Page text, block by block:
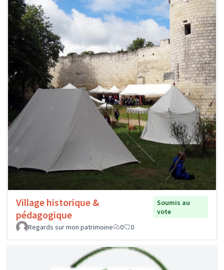
Village historique &
pédagogique
Soumis au
vote
Regards sur mon patrimoine
0 0